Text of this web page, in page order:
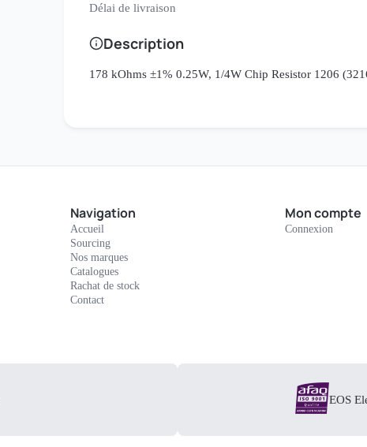
Délai de livraison
Description
178 kOhms ±1% 0.25W, 1/4W Chip Resistor 1206
Navigation
Accueil
Sourcing
Nos marques
Catalogues
Rachat de stock
Contact
Mon compte
Connexion
EOS